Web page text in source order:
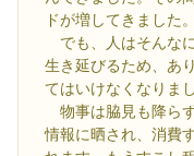
ドが増してきました。
でも、人はそんな
生き延びるため、あ
てはいけなくなりまし
物事は脇見も降ら
情報に晒され、消費